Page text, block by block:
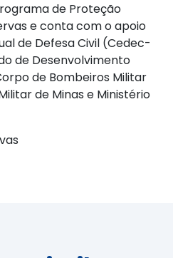
de Proteção
e conta com o apoio
de Defesa Civil (Cedec-
de Desenvolvimento
de Bombeiros Militar
de Minas e Ministério